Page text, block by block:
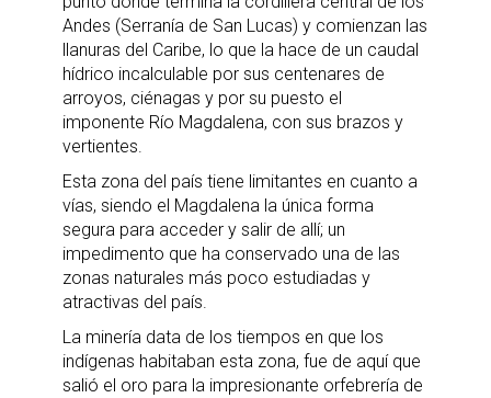
Andes (Serranía de San Lucas) y comienzan las
llanuras del Caribe, lo que la hace de un caudal
hídrico incalculable por sus centenares de
arroyos, ciénagas y por su puesto el
imponente Río Magdalena, con sus brazos y
vertientes.
Esta zona del país tiene limitantes en cuanto a
vías, siendo el Magdalena la única forma
segura para acceder y salir de allí; un
impedimento que ha conservado una de las
zonas naturales más poco estudiadas y
atractivas del país.
La minería data de los tiempos en que los
indígenas habitaban esta zona, fue de aquí que
salió el oro para la impresionante orfebrería de